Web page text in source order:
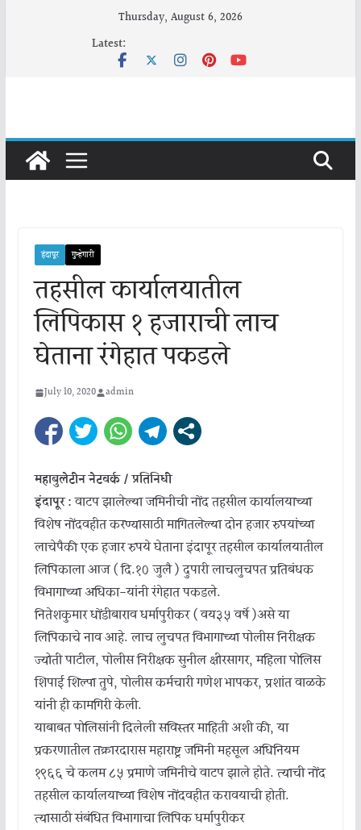
Thursday, August 6, 2026
Latest:
इंदापूर गुन्हेगारी
तहसील कार्यालयातील
लिपिकास १ हजाराची लाच
घेताना रंगेहात पकडले
July 10, 2020 admin
महाबुलेटीन नेटवर्क / प्रतिनिधी
इंदापूर :वाटप झालेल्या जमिनीची नोंद तहसील कार्यालयाच्या
विशेष नोंदवहीत करण्यासाठी मागितलेल्या दोन हजार रुपयांच्या
लाचेपैकी एक हजार रुपये घेताना इंदापूर तहसील कार्यालयातील
लिपिकाला आज ( दि.१० जुलै ) दुपारी लाचलुचपत प्रतिबंधक
विभागाच्या अधिका-यांनी रंगेहात पकडले.
नितेशकुमार धोंडीबाराव धर्मापुरीकर ( वय३५ वर्षे )असे या
लिपिकाचे नाव आहे. लाच लुचपत विभागाच्या पोलीस निरीक्षक
ज्योती पाटील, पोलीस निरीक्षक सुनील क्षीरसागर, महिला पोलिस
शिपाई शिल्पा तुपे, पोलीस कर्मचारी गणेश भापकर, प्रशांत वाळके
यांनी ही कामगिरी केली.
याबाबत पोलिसांनी दिलेली सविस्तर माहिती अशी की, या
प्रकरणातील तक्रारदारास महाराष्ट्र जमिनी महसूल अधिनियम
१९६६ चे कलम ८५ प्रमाणे जमिनीचे वाटप झाले होते. त्याची नोंद
तहसील कार्यालयाच्या विशेष नोंदवहीत करावयाची होती.
त्यासाठी संबंधित विभागाचा लिपिक धर्मापुरीकर